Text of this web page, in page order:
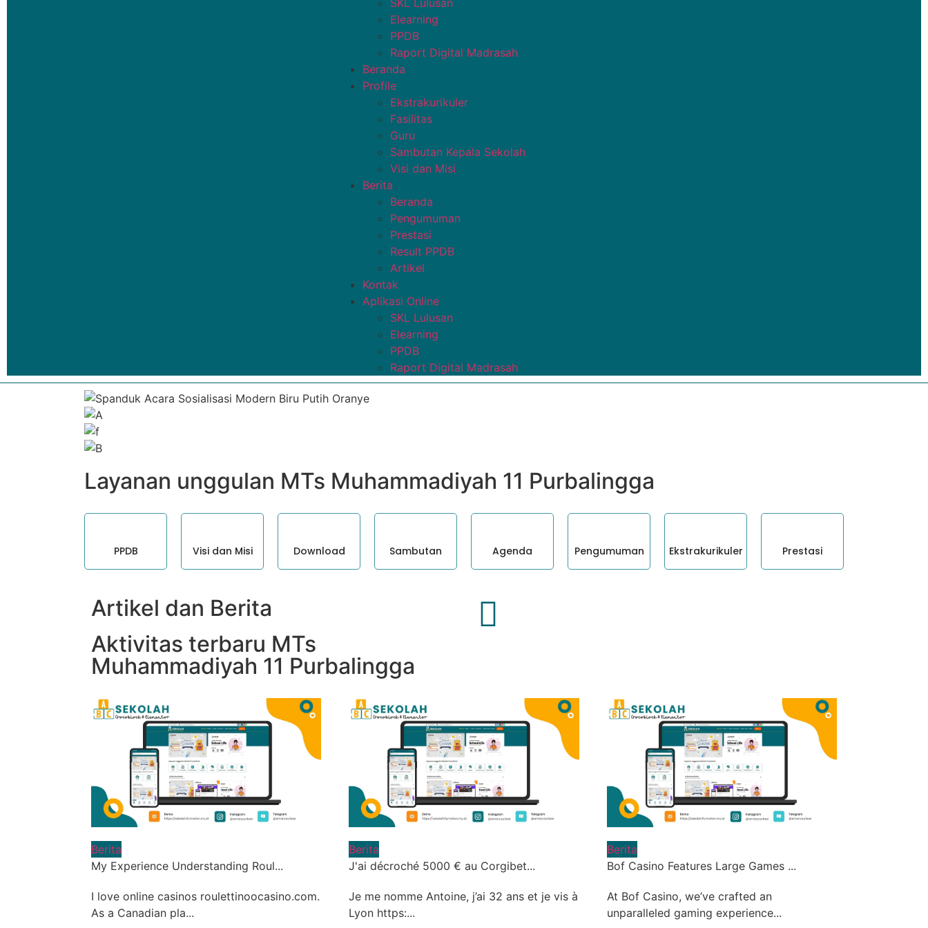
SKL Lulusan
Elearning
PPDB
Raport Digital Madrasah
Beranda
Profile
Ekstrakurikuler
Fasilitas
Guru
Sambutan Kepala Sekolah
Visi dan Misi
Berita
Beranda
Pengumuman
Prestasi
Result PPDB
Artikel
Kontak
Aplikasi Online
SKL Lulusan
Elearning
PPDB
Raport Digital Madrasah
Layanan unggulan MTs Muhammadiyah 11 Purbalingga
PPDB Visi dan Misi Download Sambutan Agenda Pengumuman Ekstrakurikuler Prestasi
Artikel dan Berita
Aktivitas terbaru MTs
Muhammadiyah 11 Purbalingga
Berita
My Experience Understanding Roul...
I love online casinos roulettinoocasino.com.
As a Canadian pla...
Berita
J'ai décroché 5000 € au Corgibet...
Je me nomme Antoine, j’ai 32 ans et je vis à
Lyon https:...
Berita
Bof Casino Features Large Games ...
At Bof Casino, we’ve crafted an
unparalleled gaming experience...